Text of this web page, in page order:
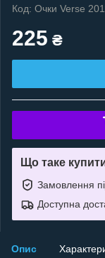
Код: Очки Verse
225 ₴
Що таке
Замовлення
Доступна
Опис